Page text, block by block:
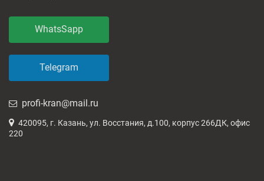
WhatsSapp
Telegram
profi-kran@mail.ru
420095, г. Казань, ул. Восстания, д.100, корпус 266ДК, офис
220